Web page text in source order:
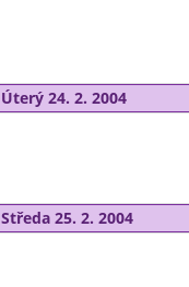
Úterý 24. 2. 2004
Středa 25. 2. 2004